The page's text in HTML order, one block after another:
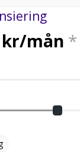
kr/mån *